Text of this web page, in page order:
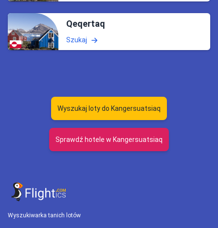
Qeqertaq
Szukaj
Wyszukaj loty do Kangersuatsiaq
Sprawdź hotele w Kangersuatsiaq
Wyszukiwarka tanich lotów